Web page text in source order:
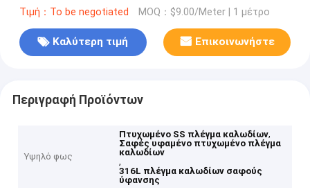
κοσκινίζει τη δόνηση
Τιμή：To be negotiated MOQ：$9.00/Meter | 1 μέτρο
Καλύτερη τιμή Επικοινωνήστε
Περιγραφή Προϊόντων
Υψηλό φως
Πτυχωμένο SS πλέγμα καλωδίων,
Σαφές υφαμένο πτυχωμένο πλέγμα
καλωδίων
,
316L πλέγμα καλωδίων σαφούς
ύφανσης